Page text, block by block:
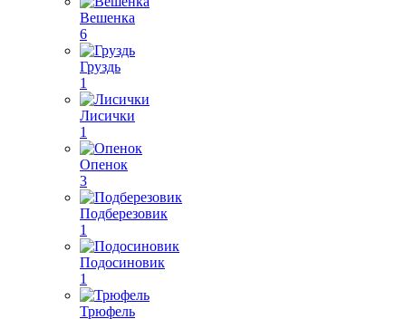
Вешенка
6
Груздь
1
Лисички
1
Опенок
3
Подберезовик
1
Подосиновик
1
Трюфель